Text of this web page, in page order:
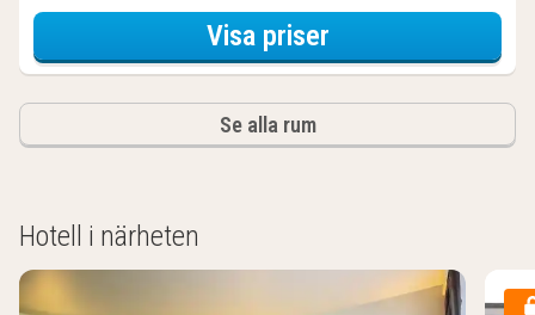
Visa priserför Tvåbäddsrum
Se alla rum
Hotell i närheten